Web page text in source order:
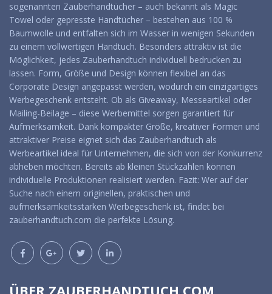
sogenannten Zauberhandtücher – auch bekannt als Magic
Towel oder gepresste Handtücher – bestehen aus 100 %
Baumwolle und entfalten sich im Wasser in wenigen Sekunden
zu einem vollwertigen Handtuch. Besonders attraktiv ist die
Möglichkeit, jedes Zauberhandtuch individuell bedrucken zu
lassen. Form, Größe und Design können flexibel an das
Corporate Design angepasst werden, wodurch ein einzigartiges
Werbegeschenk entsteht. Ob als Giveaway, Messeartikel oder
Mailing-Beilage – diese Werbemittel sorgen garantiert für
Aufmerksamkeit. Dank kompakter Größe, kreativer Formen und
attraktiver Preise eignet sich das Zauberhandtuch als
Werbeartikel ideal für Unternehmen, die sich von der Konkurrenz
abheben möchten. Bereits ab kleinen Stückzahlen können
individuelle Produktionen realisiert werden. Fazit: Wer auf der
Suche nach einem originellen, praktischen und
aufmerksamkeitsstarken Werbegeschenk ist, findet bei
zauberhandtuch.com die perfekte Lösung.